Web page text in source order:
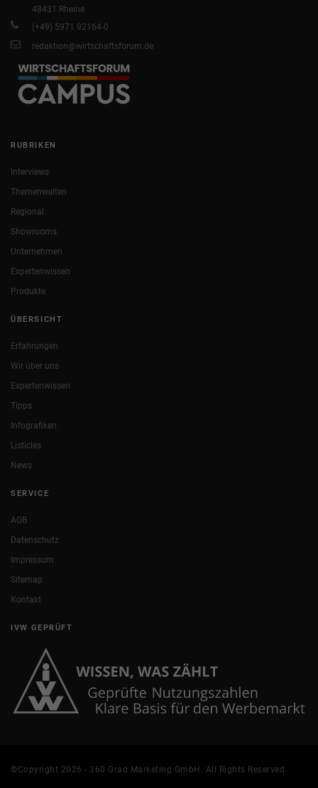
48431 Rheine
(+49) 5971 92164-0
redaktion@wirtschaftsforum.de
RUBRIKEN
Interviews
Themenwelten
Regional
Showrooms
Unternehmen
Expertenwissen
Produkte
ÜBERSICHT
Erfahrungen
Wir über uns
Expertenwissen
Tipps
Infografiken
Listicles
News
SERVICE
AGB
Datenschutz
Impressum
Sitemap
Kontakt
IVW GEPRÜFT
©Copyright 2026 - 360 Grad Marketing GmbH. All Rights Reserved.